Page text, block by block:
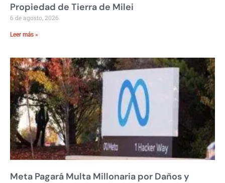
Propiedad de Tierra de Milei
6 de agosto, 2026
Leer más »
Meta Pagará Multa Millonaria por Daños y